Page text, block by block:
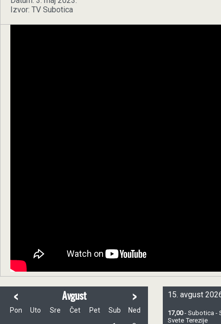
Izvor: TV Subotica
< Avgust >
Pon Uto Sre Čet Pet Sub
Ned
15. avgust
17,00- Subotica -
Svete Terezije